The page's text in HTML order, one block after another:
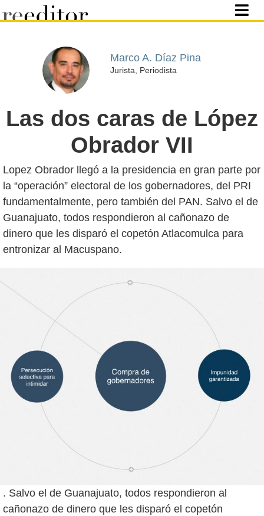
Marco A. Díaz Pina
Jurista, Periodista
Las dos caras de López
Obrador VII
Lopez Obrador llegó a la presidencia en gran parte por
la “operación” electoral de los gobernadores, del PRI
fundamentalmente, pero también del PAN. Salvo el de
Guanajuato, todos respondieron al cañonazo de
dinero que les disparó el copetón Atlacomulca para
. Salvo el de Guanajuato, todos respondieron al
cañonazo de dinero que les disparó el copetón